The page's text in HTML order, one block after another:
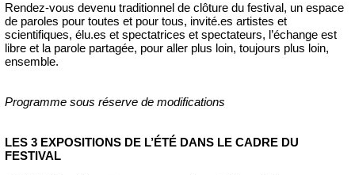
Rendez-vous devenu traditionnel de clôture du festival, un espace
de paroles pour toutes et pour tous, invité.es artistes et
scientifiques, élu.es et spectatrices et spectateurs, l’échange est
libre et la parole partagée, pour aller plus loin, toujours plus loin,
ensemble.
Programme sous réserve de modifications
LES 3 EXPOSITIONS DE L’ÉTÉ DANS LE CADRE DU
FESTIVAL